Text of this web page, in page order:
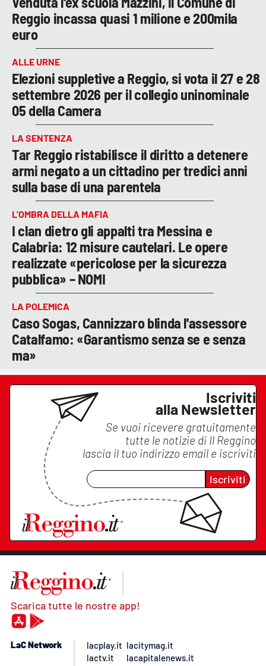
Reggio incassa quasi 1 milione e 200mila
euro
ALLE URNE
Elezioni suppletive a Reggio, si vota il 27 e 28
settembre 2026 per il collegio uninominale
05 della Camera
LA SENTENZA
Tar Reggio ristabilisce il diritto a detenere
armi negato a un cittadino per tredici anni
sulla base di una parentela
L’OMBRA DELLA MAFIA
I clan dietro gli appalti tra Messina e
Calabria: 12 misure cautelari. Le opere
realizzate «pericolose per la sicurezza
pubblica» – NOMI
LA POLEMICA
Caso Sogas, Cannizzaro blinda l'assessore
Catalfamo: «Garantismo senza se e senza
ma»
Iscriviti
alla Newsletter
Se vuoi ricevere gratuitamente
tutte le notizie di Il Reggino
lascia il tuo indirizzo email e iscriviti
Iscriviti
Scarica tutte le nostre app!
LaC Network
lacplay.it
lactv.it
lacitymag.it
lacapitalenews.it